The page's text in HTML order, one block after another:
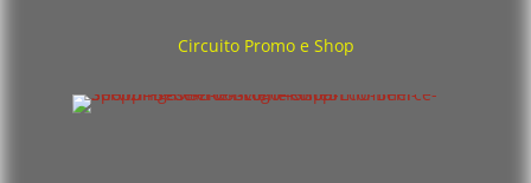
Circuito Promo e Shop